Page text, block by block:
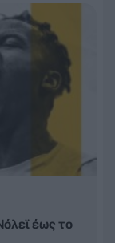
έως το